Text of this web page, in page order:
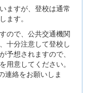
ますが、登校は通常
ます。
ので、公共交通機関
十分注意して登校し
予想されますので、
用意してください。
連絡をお願いしま